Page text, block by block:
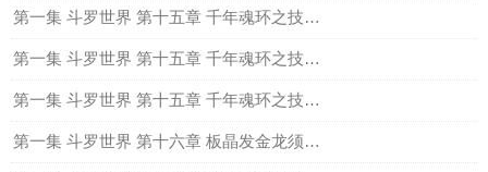
第一集 斗罗世界 第十五章 千年魂环之技，白虎金刚变三
第一集 斗罗世界 第十五章 千年魂环之技，白虎金刚变四
第一集 斗罗世界 第十五章 千年魂环之技，白虎金刚变五
第一集 斗罗世界 第十六章 板晶发金龙须针（一）